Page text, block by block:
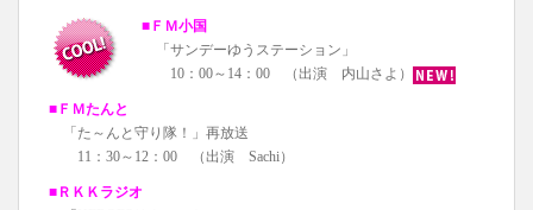
■ＦＭ小国
「サンデーゆうステーション」
10：00～14：00 （出演 内山さよ）
■ＦＭたんと
「た～んと守り隊！」再放送
11：30～12：00 （出演 Sachi）
■ＲＫＫラジオ